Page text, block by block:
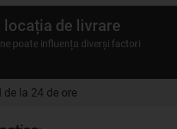
locația de livrare
poate influența diverși factori
de la 24 de ore